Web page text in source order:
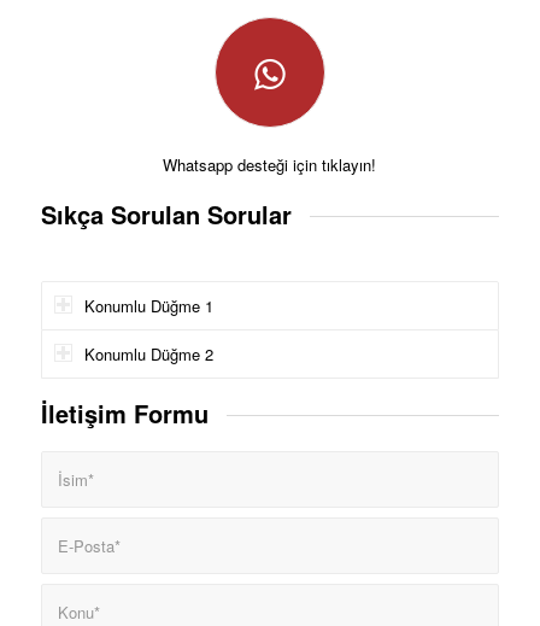
Whatsapp desteği için tıklayın!
Sıkça Sorulan Sorular
Konumlu Düğme 1
Konumlu Düğme 2
İletişim Formu